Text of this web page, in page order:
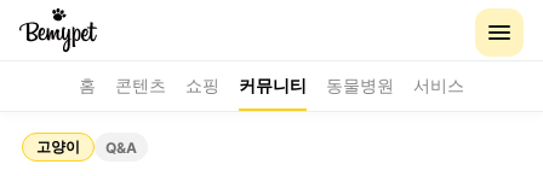
홈 콘텐츠 쇼핑 커뮤니티 동물병원 서비스
고양이 Q&A